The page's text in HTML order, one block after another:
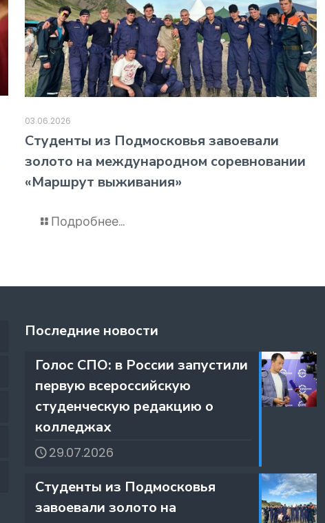
03.06.2026
️Студенты из Подмосковья завоевали
золото на международном соревновании
«Маршрут выживания»
Подробнее...
Последние новости
️Голос СПО: в России запустили
первую всероссийскую
студенческую редакцию о
колледжах
29.07.2026
️Студенты из Подмосковья
завоевали золото на